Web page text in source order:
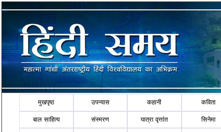
मुखपृष्ठ उपन्यास कहानी कविता
बाल साहित्य संस्मरण यात्रा वृत्तांत सिनेमा